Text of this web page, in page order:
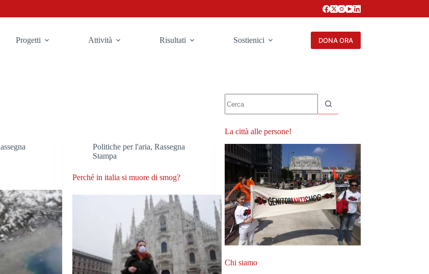
Progetti Attività Risultati Sostienici DONA ORA
Politiche per l'aria,Rassegna
Stampa
Perché in italia si muore di smog?
risultato
La città alle persone!
Chi siamo